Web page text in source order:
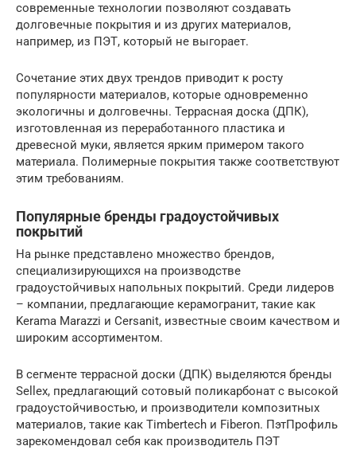
современные технологии позволяют создавать
долговечные покрытия и из других материалов,
например, из ПЭТ, который не выгорает.
Сочетание этих двух трендов приводит к росту
популярности материалов, которые одновременно
экологичны и долговечны. Террасная доска (ДПК),
изготовленная из переработанного пластика и
древесной муки, является ярким примером такого
материала. Полимерные покрытия также соответствуют
этим требованиям.
Популярные бренды градоустойчивых
покрытий
На рынке представлено множество брендов,
специализирующихся на производстве
градоустойчивых напольных покрытий. Среди лидеров
– компании, предлагающие керамогранит, такие как
Kerama Marazzi и Cersanit, известные своим качеством и
широким ассортиментом.
В сегменте террасной доски (ДПК) выделяются бренды
Sellex, предлагающий сотовый поликарбонат с высокой
градоустойчивостью, и производители композитных
материалов, такие как Timbertech и Fiberon. ПэтПрофиль
зарекомендовал себя как производитель ПЭТ